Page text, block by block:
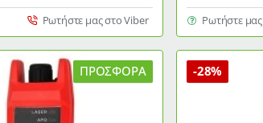
Ρωτήστε μας στο Viber
ΔΙΚΤΥΟΥ
GOOBAY
93010
ΓΙΑ
ΚΑΛΩΔΙΑ
Ρωτήστε μας
ΠΡΟΣΦΟΡΆ -28%